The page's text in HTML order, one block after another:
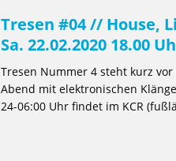
Tresen #04 // House,
Sa. 22.02.2020 18.00
Tresen Nummer 4 steht kurz
Abend mit elektronischen
24-06:00 Uhr findet im KCR